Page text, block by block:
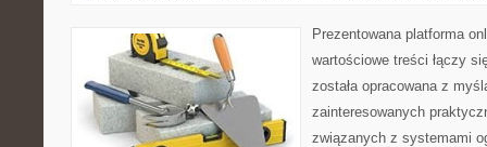
Prezentowana platforma
wartościowe treści łączy
została opracowana z
zainteresowanych
związanych z systemami